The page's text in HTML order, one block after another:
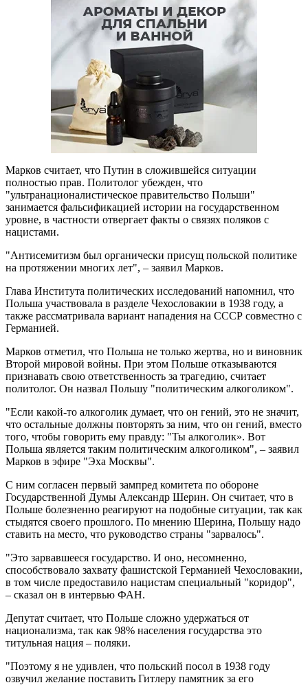
Марков считает, что Путин в сложившейся ситуации
полностью прав. Политолог убежден, что
"ультранационалистическое правительство Польши"
занимается фальсификацией истории на государственном
уровне, в частности отвергает факты о связях поляков с
нацистами.
"Антисемитизм был органически присущ польской политике
на протяжении многих лет", – заявил Марков.
Глава Института политических исследований напомнил, что
Польша участвовала в разделе Чехословакии в 1938 году, а
также рассматривала вариант нападения на СССР совместно с
Германией.
Марков отметил, что Польша не только жертва, но и виновник
Второй мировой войны. При этом Польше отказываются
признавать свою ответственность за трагедию, считает
политолог. Он назвал Польшу "политическим алкоголиком".
"Если какой-то алкоголик думает, что он гений, это не значит,
что остальные должны повторять за ним, что он гений, вместо
того, чтобы говорить ему правду: "Ты алкоголик». Вот
Польша является таким политическим алкоголиком", – заявил
Марков в эфире "Эха Москвы".
С ним согласен первый зампред комитета по обороне
Государственной Думы Александр Шерин. Он считает, что в
Польше болезненно реагируют на подобные ситуации, так как
стыдятся своего прошлого. По мнению Шерина, Польшу надо
ставить на место, что руководство страны "зарвалось".
"Это зарвавшееся государство. И оно, несомненно,
способствовало захвату фашистской Германией Чехословакии,
в том числе предоставило нацистам специальный "коридор",
– сказал он в интервью ФАН.
Депутат считает, что Польше сложно удержаться от
национализма, так как 98% населения государства это
титульная нация – поляки.
"Поэтому я не удивлен, что польский посол в 1938 году
озвучил желание поставить Гитлеру памятник за его